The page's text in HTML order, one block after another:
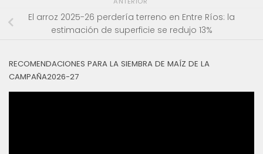
El arroz 2025-26 perdería terreno en Entre Ríos: la
estimación de superficie se redujo 13%
RECOMENDACIONES PARA LA SIEMBRA DE MAÍZ DE LA
CAMPAÑA2026-27